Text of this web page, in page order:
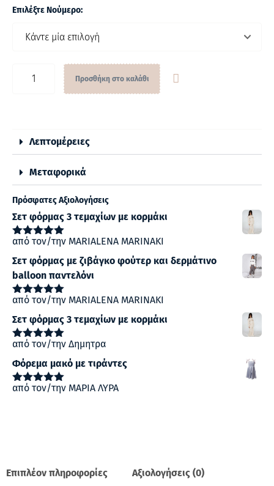
Επιλέξτε Νούμερο:
Προσθήκη στο καλάθι
Λεπτομέρειες
Μεταφορικά
Πρόσφατες Αξιολογήσεις
Σετ φόρμας 3 τεμαχίων με κορμάκι
Βαθμολογήθηκε
από 5
από τον/την MARIALENA MARINAKI
Σετ φόρμας με ζιβάγκο φούτερ και δερμάτινο
balloon παντελόνι
Βαθμολογήθηκε
από 5
από τον/την MARIALENA MARINAKI
Σετ φόρμας 3 τεμαχίων με κορμάκι
Βαθμολογήθηκε
με
από τον/την Δημητρα
Φόρεμα μακό με τιράντες
Βαθμολογήθηκε
από τον/την ΜΑΡΙΑ ΛΥΡΑ
Επιπλέον πληροφορίες Αξιολογήσεις (0)